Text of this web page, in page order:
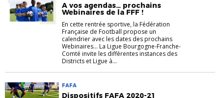
A vos agendas… prochains
Webinaires de la FFF !
En cette rentrée sportive, la Fédération
Française de Football propose un
calendrier avec les dates des prochains
Webinaires... La Ligue Bourgogne-Franche-
Comté invite les différentes instances des
Districts et Ligue à...
FAFA
Dispositifs FAFA 2020-21